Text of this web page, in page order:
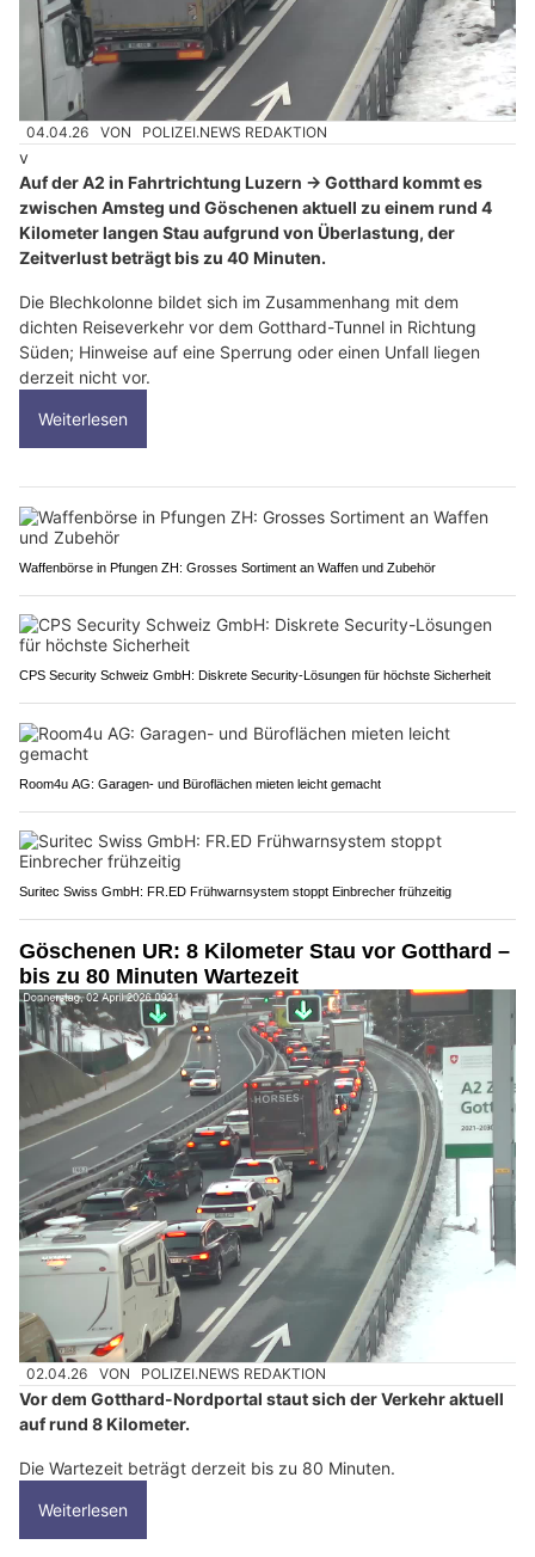
04.04.26 VON POLIZEI.NEWS REDAKTION
v
Auf der A2 in Fahrtrichtung Luzern → Gotthard kommt es
zwischen Amsteg und Göschenen aktuell zu einem rund 4
Kilometer langen Stau aufgrund von Überlastung, der
Zeitverlust beträgt bis zu 40 Minuten.
Die Blechkolonne bildet sich im Zusammenhang mit dem
dichten Reiseverkehr vor dem Gotthard-Tunnel in Richtung
Süden; Hinweise auf eine Sperrung oder einen Unfall liegen
derzeit nicht vor.
Weiterlesen
Waffenbörse in Pfungen ZH: Grosses Sortiment an Waffen und Zubehör
CPS Security Schweiz GmbH: Diskrete Security-Lösungen für höchste Sicherheit
Room4u AG: Garagen- und Büroflächen mieten leicht gemacht
Suritec Swiss GmbH: FR.ED Frühwarnsystem stoppt Einbrecher frühzeitig
Göschenen UR: 8 Kilometer Stau vor Gotthard –
bis zu 80 Minuten Wartezeit
02.04.26 VON POLIZEI.NEWS REDAKTION
Vor dem Gotthard-Nordportal staut sich der Verkehr aktuell
auf rund 8 Kilometer.
Die Wartezeit beträgt derzeit bis zu 80 Minuten.
Weiterlesen